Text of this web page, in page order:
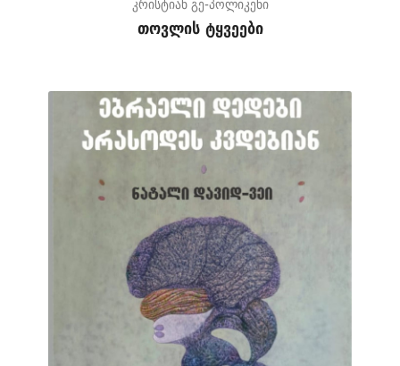
კრისტიან გე-პოლიკენი
თოვლის ტყვეები